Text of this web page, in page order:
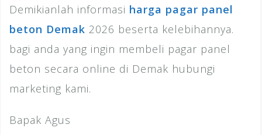
Demikianlah informasi harga pagar panel
beton Demak 2026 beserta kelebihannya.
bagi anda yang ingin membeli pagar panel
beton secara online di Demak hubungi
marketing kami.
Bapak Agus